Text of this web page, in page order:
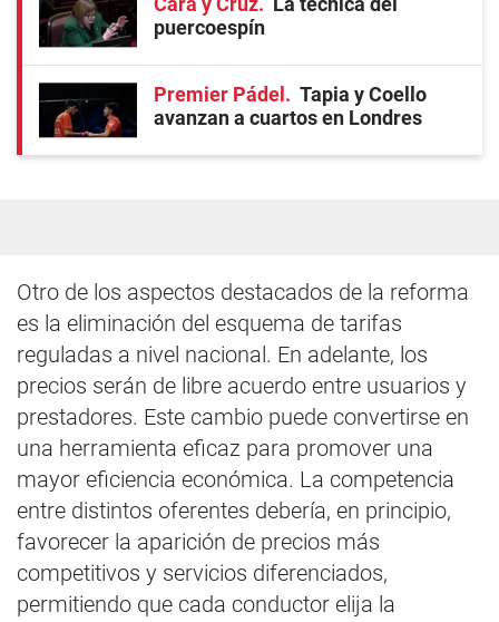
puercoespín
Premier Pádel
Tapia y Coello
avanzan a cuartos en Londres
Otro de los aspectos destacados de la reforma
es la eliminación del esquema de tarifas
reguladas a nivel nacional. En adelante, los
precios serán de libre acuerdo entre usuarios y
prestadores. Este cambio puede convertirse en
una herramienta eficaz para promover una
mayor eficiencia económica. La competencia
entre distintos oferentes debería, en principio,
favorecer la aparición de precios más
competitivos y servicios diferenciados,
permitiendo que cada conductor elija la